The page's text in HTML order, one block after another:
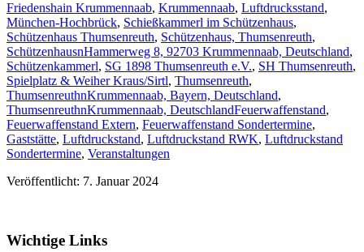
Friedenshain Krummennaab, Krummennaab, Luftdrucksstand,
München-Hochbrück, Schießkammerl im Schützenhaus,
Schützenhaus Thumsenreuth, Schützenhaus, Thumsenreuth,
SchützenhausnHammerweg 8, 92703 Krummennaab, Deutschland,
Schützenkammerl, SG 1898 Thumsenreuth e.V., SH Thumsenreuth,
Spielplatz & Weiher Kraus/Sirtl, Thumsenreuth,
ThumsenreuthnKrummennaab, Bayern, Deutschland,
ThumsenreuthnKrummennaab, DeutschlandFeuerwaffenstand,
Feuerwaffenstand Extern, Feuerwaffenstand Sondertermine,
Gaststätte, Luftdruckstand, Luftdruckstand RWK, Luftdruckstand
Sondertermine, Veranstaltungen
Veröffentlicht: 7. Januar 2024
Wichtige Links